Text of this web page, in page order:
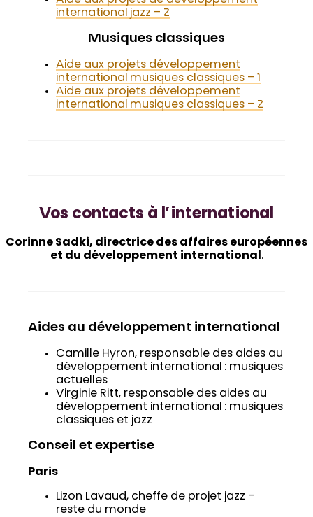
international jazz – 2
Musiques classiques
Aide aux projets développement
international musiques classiques – 1
Aide aux projets déve loppement
international musiques classiques – 2
Vos contacts à l’international
Corinne Sadki, directrice des affaires européennes
et du développement international.
Aides au développement international
Camille Hyron, responsable des aides au
développement international : musiques
actuelles
Virginie Ritt, responsable des aides au
développement international : musiques
classiques et jazz
Conseil et expertise
Paris
Lizon Lavaud, cheffe de projet jazz –
reste du monde